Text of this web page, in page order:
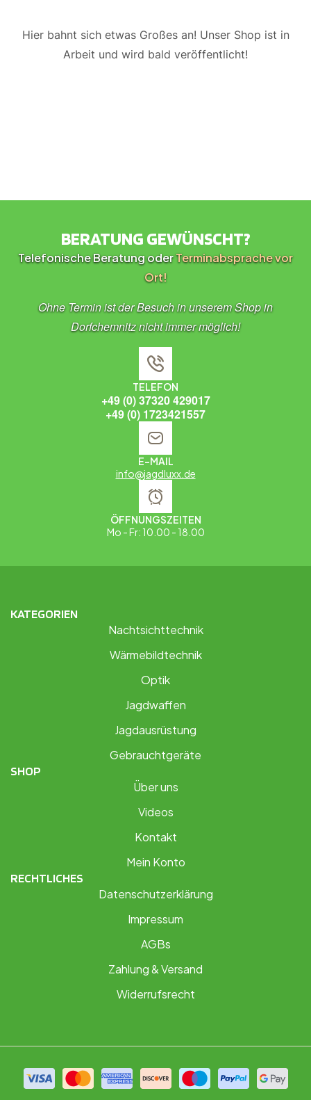
Hier bahnt sich etwas Großes an! Unser Shop ist in
Arbeit und wird bald veröffentlicht!
BERATUNG GEWÜNSCHT?
Telefonische Beratung oderTerminabsprache vor
Ort!
Ohne Termin ist der Besuch in unserem Shop in
Dorfchemnitz nicht immer möglich!
TELEFON
+49 (0) 37320 429017
+49 (0) 1723421557
E-MAIL
info@jagdluxx.de
ÖFFNUNGSZEITEN
Mo - Fr: 10.00 - 18.00
KATEGORIEN
Nachtsichttechnik
Wärmebildtechnik
Optik
Jagdwaffen
Jagdausrüstung
Gebrauchtgeräte
SHOP
Über uns
Videos
Kontakt
Mein Konto
RECHTLICHES
Datenschutzerklärung
Impressum
AGBs
Zahlung & Versand
Widerrufsrecht